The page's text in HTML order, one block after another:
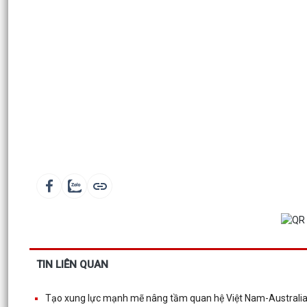
TIN LIÊN QUAN
Tạo xung lực mạnh mẽ nâng tầm quan hệ Việt Nam-Australia